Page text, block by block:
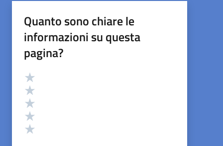
Quanto sono chiare le
informazioni su questa
pagina?
Valutazione